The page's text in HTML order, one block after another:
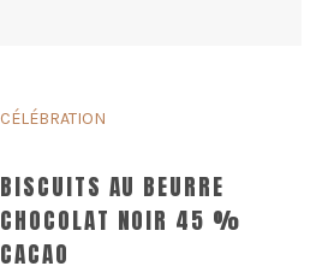
CÉLÉBRATION
BISCUITS AU BEURRE
CHOCOLAT NOIR 45 %
CACAO